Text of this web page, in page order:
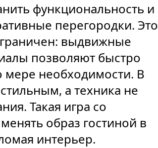
функциональность и
перегородки. Это
выдвижные
позволяют быстро
мере необходимости. В
а техника не
Такая игра со
образ гостиной в
интерьер.